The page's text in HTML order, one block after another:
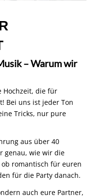
– Warum wir
Hochzeit, die für
Bei uns ist jeder Ton
Tricks, nur pure
aus über 40
genau, wie wir die
romantisch für euren
für die Party danach.
auch eure Partner,